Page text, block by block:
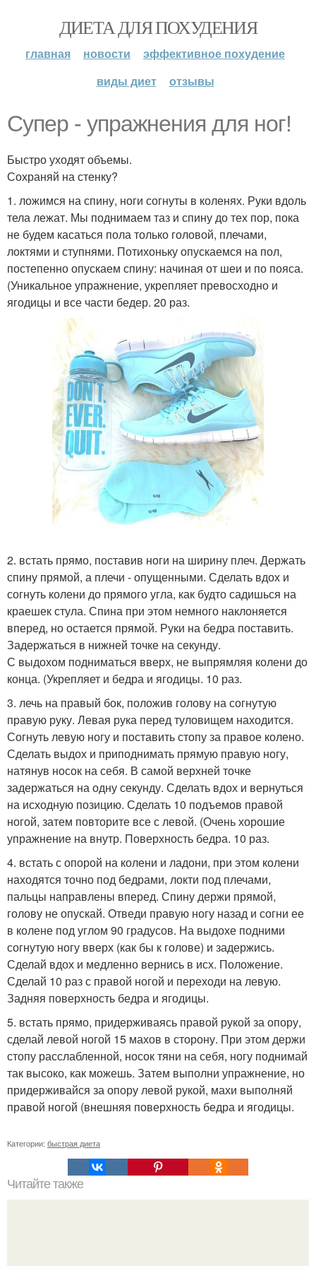
ДИЕТА ДЛЯ ПОХУДЕНИЯ
главная новости
эффективное похудение
виды диет
отзывы
Супер - упражнения для ног!
Быстро уходят объемы.
Сохраняй на стенку?
1. ложимся на спину, ноги согнуты в коленях. Руки вдоль
тела лежат. Мы поднимаем таз и спину до тех пор, пока
не будем касаться пола только головой, плечами,
локтями и ступнями. Потихоньку опускаемся на пол,
постепенно опускаем спину: начиная от шеи и по пояса.
(Уникальное упражнение, укрепляет превосходно и
ягодицы и все части бедер. 20 раз.
2. встать прямо, поставив ноги на ширину плеч. Держать
спину прямой, а плечи - опущенными. Сделать вдох и
согнуть колени до прямого угла, как будто садишься на
краешек стула. Спина при этом немного наклоняется
вперед, но остается прямой. Руки на бедра поставить.
Задержаться в нижней точке на секунду.
С выдохом подниматься вверх, не выпрямляя колени до
конца. (Укрепляет и бедра и ягодицы. 10 раз.
3. лечь на правый бок, положив голову на согнутую
правую руку. Левая рука перед туловищем находится.
Согнуть левую ногу и поставить стопу за правое колено.
Сделать выдох и приподнимать прямую правую ногу,
натянув носок на себя. В самой верхней точке
задержаться на одну секунду. Сделать вдох и вернуться
на исходную позицию. Сделать 10 подъемов правой
ногой, затем повторите все с левой. (Очень хорошие
упражнение на внутр. Поверхность бедра. 10 раз.
4. встать с опорой на колени и ладони, при этом колени
находятся точно под бедрами, локти под плечами,
пальцы направлены вперед. Спину держи прямой,
голову не опускай. Отведи правую ногу назад и согни ее
в колене под углом 90 градусов. На выдохе подними
согнутую ногу вверх (как бы к голове) и задержись.
Сделай вдох и медленно вернись в исх. Положение.
Сделай 10 раз с правой ногой и переходи на левую.
Задняя поверхность бедра и ягодицы.
5. встать прямо, придерживаясь правой рукой за опору,
сделай левой ногой 15 махов в сторону. При этом держи
стопу расслабленной, носок тяни на себя, ногу поднимай
так высоко, как можешь. Затем выполни упражнение, но
придерживайся за опору левой рукой, махи выполняй
правой ногой (внешняя поверхность бедра и ягодицы.
Категории: быстрая диета
Читайте также